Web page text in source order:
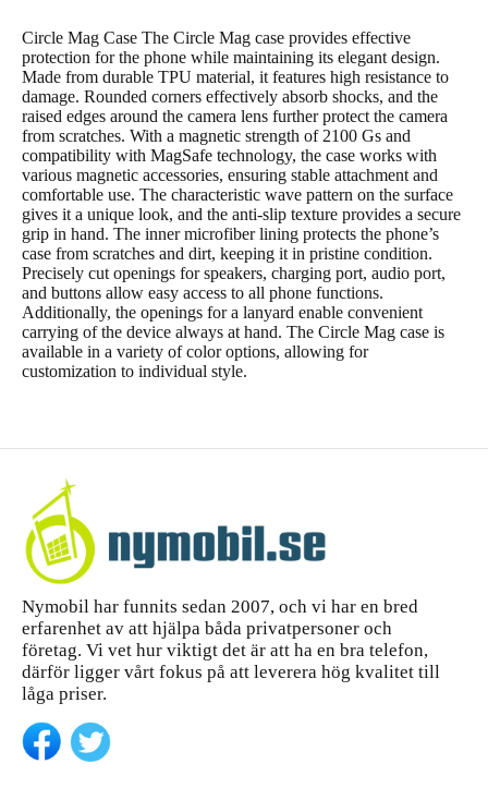
Circle Mag Case The Circle Mag case provides effective
protection for the phone while maintaining its elegant design.
Made from durable TPU material, it features high resistance to
damage. Rounded corners effectively absorb shocks, and the
raised edges around the camera lens further protect the camera
from scratches. With a magnetic strength of 2100 Gs and
compatibility with MagSafe technology, the case works with
various magnetic accessories, ensuring stable attachment and
comfortable use. The characteristic wave pattern on the surface
gives it a unique look, and the anti-slip texture provides a secure
grip in hand. The inner microfiber lining protects the phone’s
case from scratches and dirt, keeping it in pristine condition.
Precisely cut openings for speakers, charging port, audio port,
and buttons allow easy access to all phone functions.
Additionally, the openings for a lanyard enable convenient
carrying of the device always at hand. The Circle Mag case is
available in a variety of color options, allowing for
customization to individual style.
Nymobil har funnits sedan 2007, och vi har en bred
erfarenhet av att hjälpa båda privatpersoner och
företag. Vi vet hur viktigt det är att ha en bra telefon,
därför ligger vårt fokus på att leverera hög kvalitet till
låga priser.